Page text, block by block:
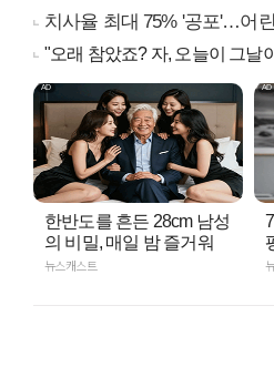
치사율 최대 75% '공포'…어
"오래 참았죠? 자, 오늘이 그날
한반도를 흔든 28cm 남성
의 비밀, 매일 밤 즐거워
뉴스캐스트